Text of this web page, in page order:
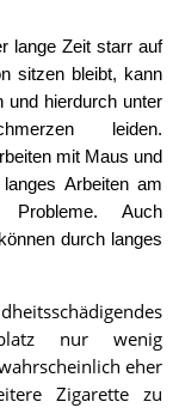
lange Zeit starr auf
sitzen bleibt, kann
und hierdurch unter
leiden.
mit Maus und
Arbeiten am
Auch
durch langes
nur wenig
eher
Zigarette zu